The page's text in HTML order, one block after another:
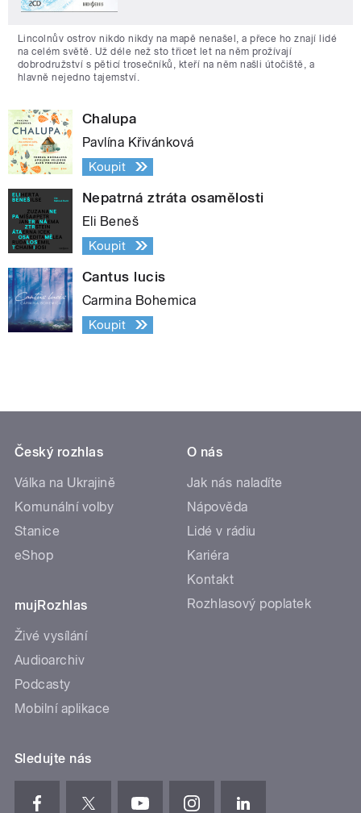
Lincolnův ostrov nikdo nikdy na mapě nenašel, a přece ho znají lidé
na celém světě. Už déle než sto třicet let na něm prožívají
dobrodružství s pěticí trosečníků, kteří na něm našli útočiště, a
hlavně nejedno tajemství.
Chalupa
Pavlína Křivánková
Koupit
Nepatrná ztráta osamělosti
Eli Beneš
Koupit
Cantus lucis
Carmina Bohemica
Koupit
Český rozhlas
Válka na Ukrajině
Komunální volby
Stanice
eShop
mujRozhlas
Živé vysílání
Audioarchiv
Podcasty
Mobilní aplikace
O nás
Jak nás naladíte
Nápověda
Lidé v rádiu
Kariéra
Kontakt
Rozhlasový poplatek
Sledujte nás